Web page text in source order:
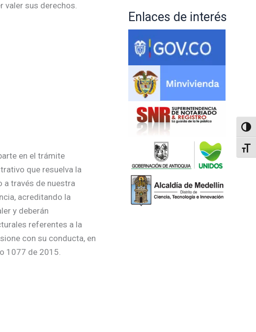
valer sus derechos.
en el trámite
que resuelva la
a través de nuestra
acreditando la
y deberán
referentes a la
con su conducta, en
1077 de 2015.
Enlaces de interés